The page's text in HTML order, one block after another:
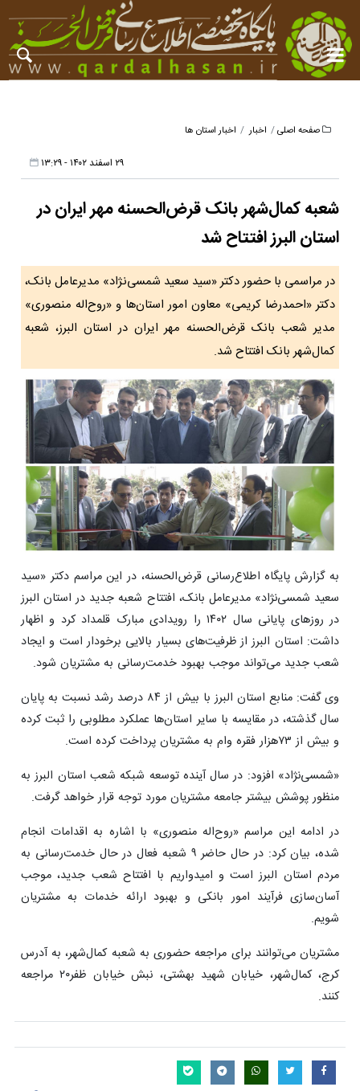
صفحه اصلی اخبار اخبار استان ها
۲۹ اسفند ۱۴۰۲ - ۱۳:۲۹
شعبه کمال‌شهر بانک قرض‌الحسنه مهر ایران در
استان البرز افتتاح شد
در مراسمی با حضور دکتر «سید سعید شمسی‌نژاد» مدیرعامل بانک،
دکتر «احمدرضا کریمی» معاون امور استان‌ها و «روح‌اله منصوری»
مدیر شعب بانک قرض‌الحسنه مهر ایران در استان البرز، شعبه
کمال‌شهر بانک افتتاح شد.
به گزارش پایگاه اطلاع‌رسانی قرض‌الحسنه، در این مراسم دکتر «سید
سعید شمسی‌نژاد» مدیرعامل بانک، افتتاح شعبه جدید در استان البرز
در روزهای پایانی سال ۱۴۰۲ را رویدادی مبارک قلمداد کرد و اظهار
داشت: استان البرز از ظرفیت‌های بسیار بالایی برخودار است و ایجاد
شعب جدید می‌تواند موجب بهبود خدمت‌رسانی به مشتریان شود.
وی گفت: منابع استان البرز با بیش از ۸۴ درصد رشد نسبت به پایان
سال گذشته، در مقایسه با سایر استان‌ها عملکرد مطلوبی را ثبت کرده
و بیش از ۷۳هزار فقره وام به مشتریان پرداخت کرده است.
«شمسی‌نژاد» افزود: در سال آینده توسعه شبکه شعب استان البرز به
منظور پوشش بیشتر جامعه مشتریان مورد توجه قرار خواهد گرفت.
در ادامه این مراسم «روح‌اله منصوری» با اشاره به اقدامات انجام
شده، بیان کرد: در حال حاضر ۹ شعبه فعال در حال خدمت‌رسانی به
مردم استان البرز است و امیدواریم با افتتاح شعب جدید، موجب
آسان‌سازی فرآیند امور بانکی و بهبود ارائه خدمات به مشتریان
شویم.
مشتریان می‌توانند برای مراجعه حضوری به شعبه کمال‌شهر، به آدرس
کرج، کمال‌شهر، خیابان شهید بهشتی، نبش خیابان ظفر۲۰ مراجعه
کنند.